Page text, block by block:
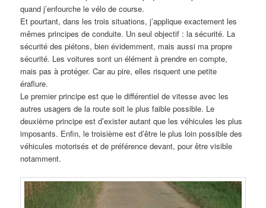
quand j’enfourche le vélo de course.
Et pourtant, dans les trois situations, j’applique exactement les
mêmes principes de conduite. Un seul objectif : la sécurité. La
sécurité des piétons, bien évidemment, mais aussi ma propre
sécurité. Les voitures sont un élément à prendre en compte,
mais pas à protéger. Car au pire, elles risquent une petite
éraflure.
Le premier principe est que le différentiel de vitesse avec les
autres usagers de la route soit le plus faible possible. Le
deuxième principe est d’exister autant que les véhicules les plus
imposants. Enfin, le troisième est d’être le plus loin possible des
véhicules motorisés et de préférence devant, pour être visible
notamment.